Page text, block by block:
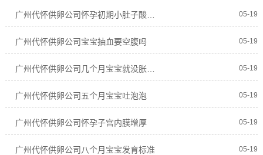
广州代怀供卵公司怀孕初期小肚子酸酸的 05-19
广州代怀供卵公司宝宝抽血要空腹吗 05-19
广州代怀供卵公司几个月宝宝就没胀气了 05-19
广州代怀供卵公司五个月宝宝吐泡泡 05-19
广州代怀供卵公司怀孕子宫内膜增厚 05-19
广州代怀供卵公司八个月宝宝发育标准 05-19